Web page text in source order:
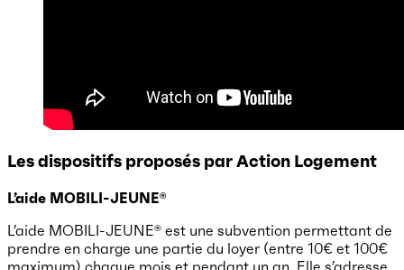
Les dispositifs proposés par Action Logement
L’aide MOBILI-JEUNE®
L’aide MOBILI-JEUNE® est une subvention permettant de
prendre en charge une partie du loyer (entre 10€ et 100€
maximum) chaque mois et pendant un an. Elle s’adresse